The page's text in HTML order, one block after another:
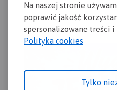
Na naszej stronie
poprawić jakość
spersonalizowane treści i
Polityka cookies
Tylko